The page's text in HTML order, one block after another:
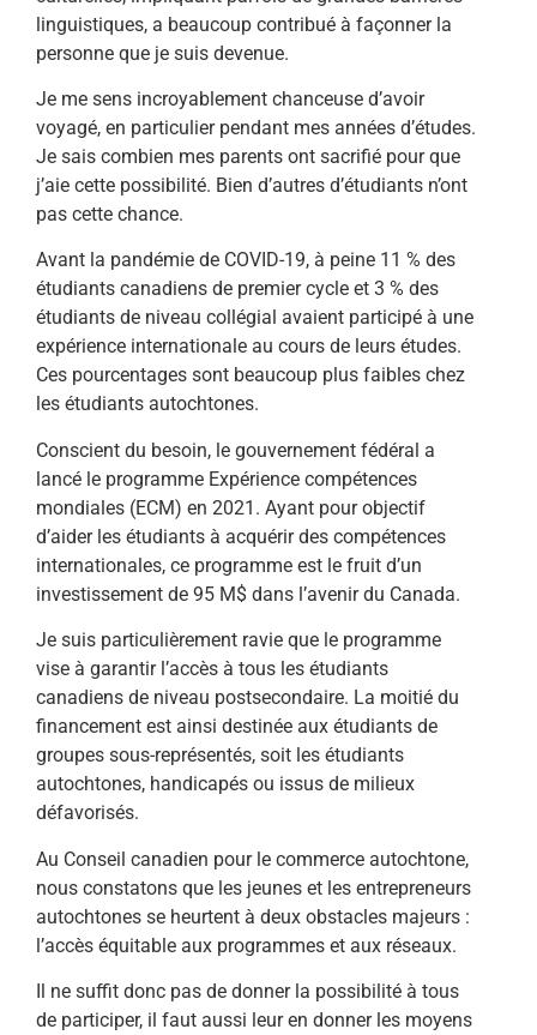
linguistiques, a beaucoup contribué à façonner la
personne que je suis devenue.
Je me sens incroyablement chanceuse d’avoir
voyagé, en particulier pendant mes années d’études.
Je sais combien mes parents ont sacrifié pour que
j’aie cette possibilité. Bien d’autres d’étudiants n’ont
pas cette chance.
Avant la pandémie de COVID-19, à peine 11 % des
étudiants canadiens de premier cycle et 3 % des
étudiants de niveau collégial avaient participé à une
expérience internationale au cours de leurs études.
Ces pourcentages sont beaucoup plus faibles chez
les étudiants autochtones.
Conscient du besoin, le gouvernement fédéral a
lancé le programme Expérience compétences
mondiales (ECM) en 2021. Ayant pour objectif
d’aider les étudiants à acquérir des compétences
internationales, ce programme est le fruit d’un
investissement de 95 M$ dans l’avenir du Canada.
Je suis particulièrement ravie que le programme
vise à garantir l’accès à tous les étudiants
canadiens de niveau postsecondaire. La moitié du
financement est ainsi destinée aux étudiants de
groupes sous-représentés, soit les étudiants
autochtones, handicapés ou issus de milieux
défavorisés.
Au Conseil canadien pour le commerce autochtone,
nous constatons que les jeunes et les entrepreneurs
autochtones se heurtent à deux obstacles majeurs :
l’accès équitable aux programmes et aux réseaux.
Il ne suffit donc pas de donner la possibilité à tous
de participer, il faut aussi leur en donner les moyens